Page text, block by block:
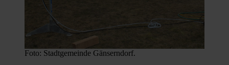
Foto: Stadtgemeinde Gänserndorf.